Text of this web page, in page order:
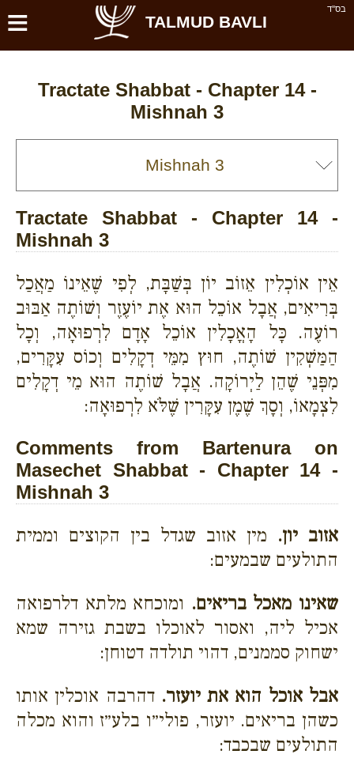
בס''ד ≡ TALMUD BAVLI
Tractate Shabbat - Chapter 14 -
Mishnah 3
Tractate Shabbat - Chapter 14 -
Mishnah 3
אֵין אוֹכְלִין אֵזוֹב יוֹן בְּשַׁבָּת, לְפִי שֶׁאֵינוֹ מַאֲכַל
בְּרִיאִים, אֲבָל אוֹכֵל הוּא אֶת יוֹעֶזֶר וְשׁוֹתֶה אַבּוּב
רוֹעֶה. כָּל הָאֳכָלִין אוֹכֵל אָדָם לִרְפוּאָה, וְכָל
הַמַּשְׁקִין שׁוֹתֶה, חוּץ מִמֵּי דְקָלִים וְכוֹס עִקָּרִים,
מִפְּנֵי שֶׁהֵן לַיְרוֹקָה. אֲבָל שׁוֹתֶה הוּא מֵי דְקָלִים
לִצְמָאוֹ, וְסָךְ שֶׁמֶן עִקָּרִין שֶׁלֹּא לִרְפוּאָה:
Comments from Bartenura on
Masechet Shabbat - Chapter 14 -
Mishnah 3
אזוב יון. מין אזוב שגדל בין הקוצים וממית
התולעים שבמעים:
שאינו מאכל בריאים. ומוכחא מלתא דלרפואה
אכיל ליה, ואסור לאוכלו בשבת גזירה שמא
ישחוק סממנים, דהוי תולדה דטוחן:
אבל אוכל הוא את יועזר. דהרבה אוכלין אותו
כשהן בריאים. יועזר, פולי״ו בלע״ז והוא מכלה
התולעים שבכבד: